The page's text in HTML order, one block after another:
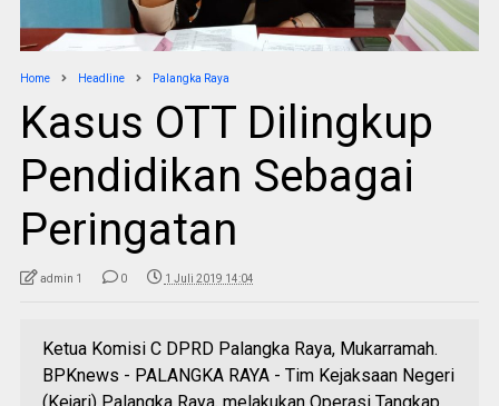
Home Headline Palangka Raya
Kasus OTT Dilingkup
Pendidikan Sebagai
Peringatan
admin 1 0 1 Juli 2019 14:04
Ketua Komisi C DPRD Palangka Raya, Mukarramah.
BPKnews - PALANGKA RAYA - Tim Kejaksaan Negeri